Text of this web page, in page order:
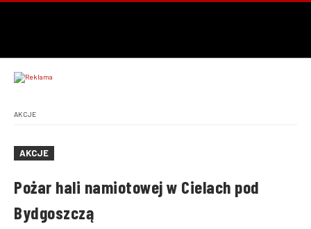
AKCJE
AKCJE
Pożar hali namiotowej w Cielach pod
Bydgoszczą